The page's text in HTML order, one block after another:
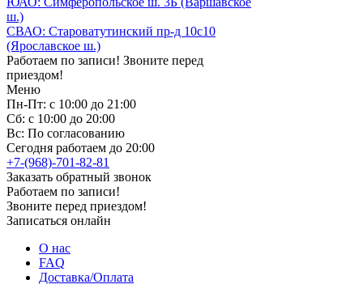
ш.)
СВАО: Староватутинский пр-д 10с10
(Ярославское ш.)
Работаем по записи! Звоните перед
приездом!
Меню
Пн-Пт: с 10:00 до 21:00
Сб: с 10:00 до 20:00
Вс: По согласованию
Сегодня работаем до 20:00
+7-(968)-701-82-81
Заказать обратный звонок
Работаем по записи!
Звоните перед приездом!
Записаться онлайн
О нас
FAQ
Доставка/Оплата